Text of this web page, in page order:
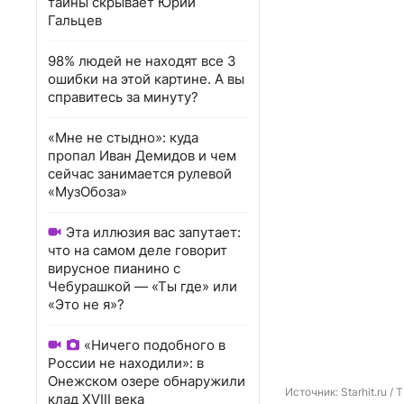
Гальцев
98% людей не находят все 3
ошибки на этой картине. А вы
справитесь за минуту?
«Мне не стыдно»: куда
пропал Иван Демидов и чем
сейчас занимается рулевой
«МузОбоза»
Эта иллюзия вас запутает:
что на самом деле говорит
вирусное пианино с
Чебурашкой — «Ты где» или
«Это не я»?
«Ничего подобного в
России не находили»: в
Онежском озере обнаружили
клад XVIII века
Источник: Starhit.ru /